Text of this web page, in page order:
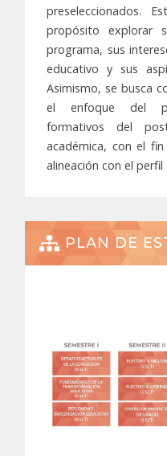
preseleccionados.
propósito explorar
programa, sus
educativo y sus
Asimismo, se busca
el enfoque del
formativos del
académica, con el
alineación con el
PLAN DE